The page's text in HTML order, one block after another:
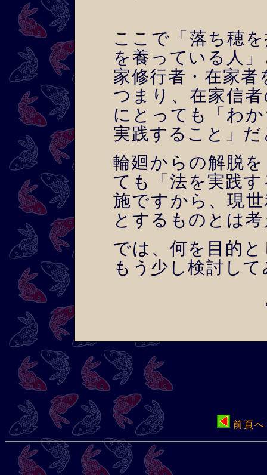
ここで「落ち穂
を養っている人
家修行者・在家
つまり、在家信
にとっても「わ
実践すること」
輪廻からの解脱
ても「法を実践
施ですから、現
とするものとは
では、何を目的
もう少し検討し
前頁へ